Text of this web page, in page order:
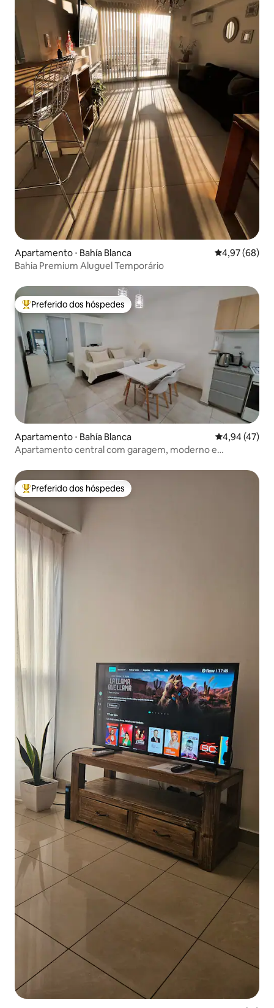
Apartamento ⋅ Bahía Blanca 4,97 de uma
4,97 (68)
Bahia Premium Aluguel Temporário
Entre os melhores preferidos dos hóspedes
Preferido dos hóspedes
Apartamento ⋅ Bahía Blanca 4,94 de uma
4,94 (47)
Apartamento central com garagem, moderno e
Entre os melhores preferidos dos hóspedes
Preferido dos hóspedes